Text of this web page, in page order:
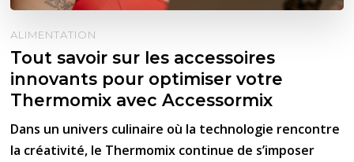
ALIMENTATION
Tout savoir sur les accessoires
innovants pour optimiser votre
Thermomix avec Accessormix
Dans un univers culinaire où la technologie rencontre
la créativité, le Thermomix continue de s’imposer